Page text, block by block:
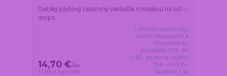
Detský plyšový cestovný vankúšik s maskou na oči –
mops
14,70 €/ks
11,95 € bez DPH
Z dôvodu dovolenky,
všetko objednané a
uhradené do
pondelka 17.8. do
11:00, dodáme najskôr
19.8. v stredu.
Skladom 7 ks